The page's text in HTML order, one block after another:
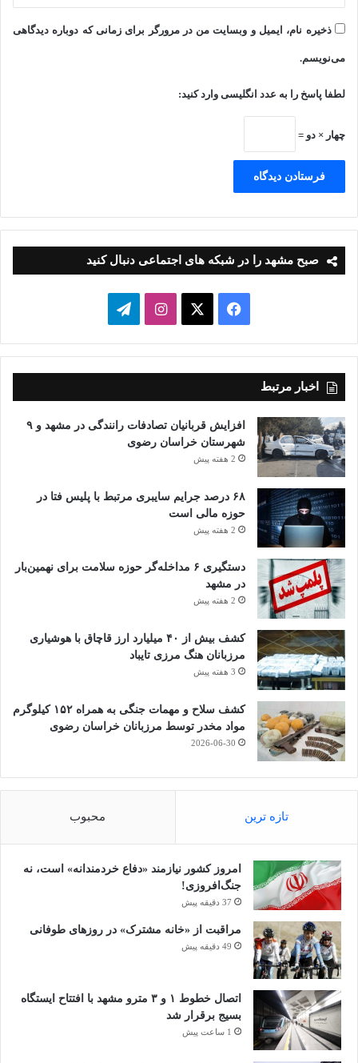
ذخیره نام، ایمیل و وبسایت من در مرورگر برای زمانی که دوباره دیدگاهی
می‌نویسم.
لطفا پاسخ را به عدد انگلیسی وارد کنید:
چهار × دو =
صبح مشهد را در شبکه های اجتماعی دنبال کنید
فیسبوک ایکساینستاگرامتلگرام
اخبار مرتبط
افزایش قربانیان تصادفات رانندگی در مشهد و ۹
شهرستان خراسان رضوی
2 هفته پیش
۶۸ درصد جرایم سایبری مرتبط با پلیس فتا در
حوزه مالی است
2 هفته پیش
دستگیری ۶ مداخله‌گر حوزه سلامت برای نهمین‌بار
در مشهد
2 هفته پیش
کشف بیش از ۴۰ میلیارد ارز قاچاق با هوشیاری
مرزبانان هنگ مرزی تایباد
3 هفته پیش
کشف سلاح و مهمات جنگی به همراه ۱۵۲ کیلوگرم
مواد مخدر توسط مرزبانان خراسان رضوی
2026-06-30
تازه ترین محبوب
امروز کشور نیازمند «دفاع خردمندانه» است، نه
جنگ‌افروزی!
37 دقیقه پیش
مراقبت از «خانه مشترک» در روزهای طوفانی
49 دقیقه پیش
اتصال خطوط ۱ و ۳ مترو مشهد با افتتاح ایستگاه
بسیج برقرار شد
1 ساعت پیش